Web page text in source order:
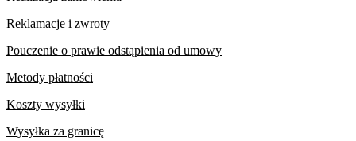
Reklamacje i zwroty
Pouczenie o prawie odstąpienia od umowy
Metody płatności
Koszty wysyłki
Wysyłka za granicę